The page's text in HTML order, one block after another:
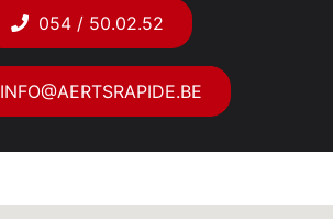
054 / 50.02.52
INFO@AERTSRAPIDE.BE